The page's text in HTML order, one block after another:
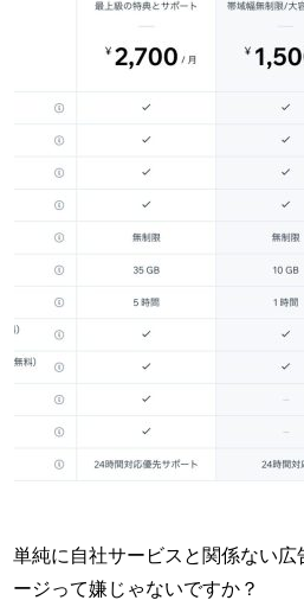
単純に自社サービスと関係ない
ージって嫌じゃないですか？